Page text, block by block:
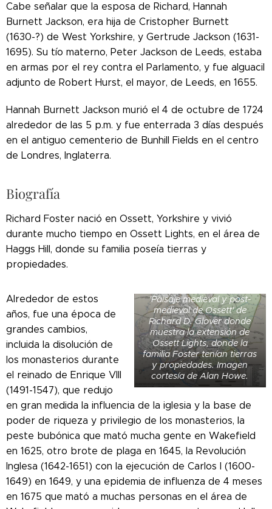
Cabe señalar que la esposa de Richard, Hannah
Burnett Jackson, era hija de Cristopher Burnett
(1630-?) de West Yorkshire, y Gertrude Jackson (1631-
1695). Su tío materno, Peter Jackson de Leeds, estaba
en armas por el rey contra el Parlamento, y fue alguacil
adjunto de Robert Hurst, el mayor, de Leeds, en 1655.
Hannah Burnett Jackson murió el 4 de octubre de 1724
alrededor de las 5 p.m. y fue enterrada 3 días después
en el antiguo cementerio de Bunhill Fields en el centro
de Londres, Inglaterra.
Biografía
Richard Foster nació en Ossett, Yorkshire y vivió
durante mucho tiempo en Ossett Lights, en el área de
Haggs Hill, donde su familia poseía tierras y
propiedades.
'Paisaje medieval y post-
medieval de Ossett' de
Richard D. Glover donde
muestra la extensión de
Ossett Lights, donde la
familia Foster tenían tierras
y propiedades. Imagen
cortesía de Alan Howe.
Alrededor de estos
años, fue una época de
grandes cambios,
incluida la disolución de
los monasterios durante
el reinado de Enrique VIII
(1491-1547), que redujo
en gran medida la influencia de la iglesia y la base de
poder de riqueza y privilegio de los monasterios, la
peste bubónica que mató mucha gente en Wakefield
en 1625, otro brote de plaga en 1645, la Revolución
Inglesa (1642-1651) con la ejecución de Carlos I (1600-
1649) en 1649, y una epidemia de influenza de 4 meses
en 1675 que mató a muchas personas en el área de